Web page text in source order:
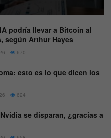
podría llevar a Bitcoin al
según Arthur Hayes
670
esto es lo que dicen los
624
se disparan, ¿gracias a